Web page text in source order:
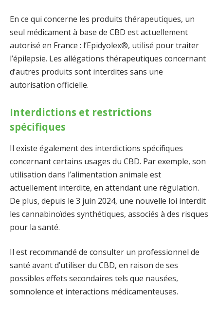
En ce qui concerne les produits thérapeutiques, un
seul médicament à base de CBD est actuellement
autorisé en France : l’Epidyolex®, utilisé pour traiter
l’épilepsie. Les allégations thérapeutiques concernant
d’autres produits sont interdites sans une
autorisation officielle.
Interdictions et restrictions
spécifiques
Il existe également des interdictions spécifiques
concernant certains usages du CBD. Par exemple, son
utilisation dans l’alimentation animale est
actuellement interdite, en attendant une régulation.
De plus, depuis le 3 juin 2024, une nouvelle loi interdit
les cannabinoïdes synthétiques, associés à des risques
pour la santé.
Il est recommandé de consulter un professionnel de
santé avant d’utiliser du CBD, en raison de ses
possibles effets secondaires tels que nausées,
somnolence et interactions médicamenteuses.